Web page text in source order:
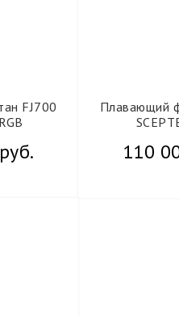
FJ700
Плавающий
110